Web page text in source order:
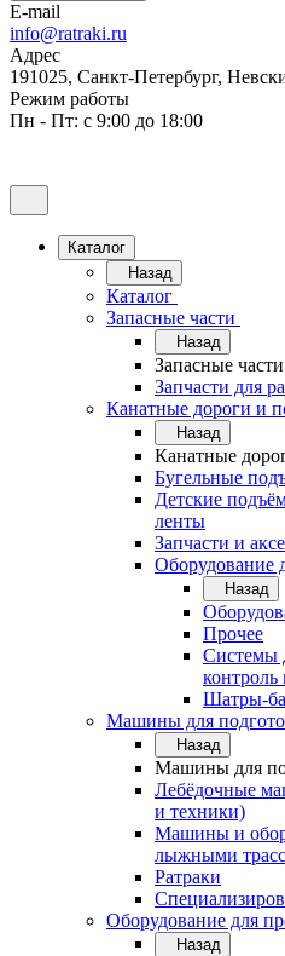
E-mail
info@ratraki.ru
Адрес
191025, Санкт-Петербург,
Режим работы
Пн - Пт: с 9:00 до 18:00
Каталог
Назад
Каталог
Запасные части
Назад
Запасные части
Запчасти для
Канатные дороги и
Назад
Канатные
Бугельные
Детские
ленты
Запчасти и
Оборудование
Назад
Прочее
Системы
контроль
Шатры-
Машины для
Назад
Машины для
Лебёдочные
и техники)
Машины и
лыжными
Ратраки
Оборудование для
Назад